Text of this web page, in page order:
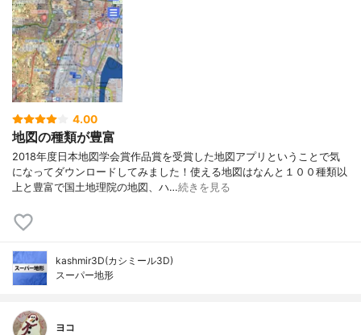
4.00
地図の種類が豊富
2018年度日本地図学会賞作品賞を受賞した地図アプリということで気
になってダウンロードしてみました！使える地図はなんと１００種類以
上と豊富で国土地理院の地図、ハ…続きを見る
kashmir3D(カシミール3D)
スーパー地形
ヨコ